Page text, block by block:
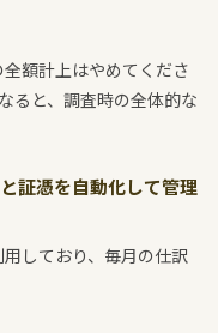
額計上はやめてくださ
ると、調査時の全体的な
証憑を自動化して管理
しており、毎月の仕訳